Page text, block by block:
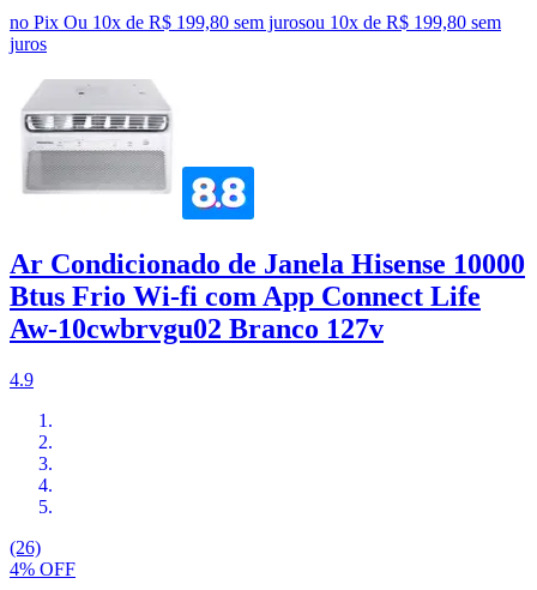
no Pix Ou 10x de R$ 199,80 sem jurosou 10x de R$ 199,80 sem
juros
Ar Condicionado de Janela Hisense 10000
Btus Frio Wi-fi com App Connect Life
Aw-10cwbrvgu02 Branco 127v
4.9
(26)
4% OFF